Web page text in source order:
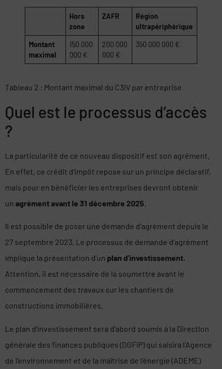
Hors
zone
ZAFR
Région
ultrapériphérique
Montant
maximal
150 000
000 €
200 000
000 €
350 000 000 €
Tableau 2 : Montant maximal du C3IV par entreprise
Quel est le processus d’accès
?
La particularité de ce nouveau dispositif est son agrément.
En effet, ce crédit d’impôt repose sur un principe déclaratif,
mais pour en bénéficier les entreprises devront obtenir
un agrément avant le 31 décembre 2025
Il est possible de poser une demande d’agrément depuis le
27 septembre 2023. Le processus de demande d’agrément
implique la présentation d’un plan d’investissement.
Attention, il est nécessaire de la soumettre avant le
commencement des travaux sur les chantiers de
constructions immobilières.
Le plan d’investissement sera d’abord soumis à la Direction
générale des finances publiques (DGFiP) qui saisira l’Agence
de l’environnement et de la maîtrise de l’énergie (ADEME)